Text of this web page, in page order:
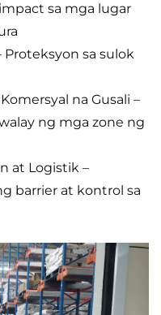
sa mga lugar
Proteksyon sa sulok
na Gusali –
ng mga zone ng
at Logistik –
barrier at kontrol sa